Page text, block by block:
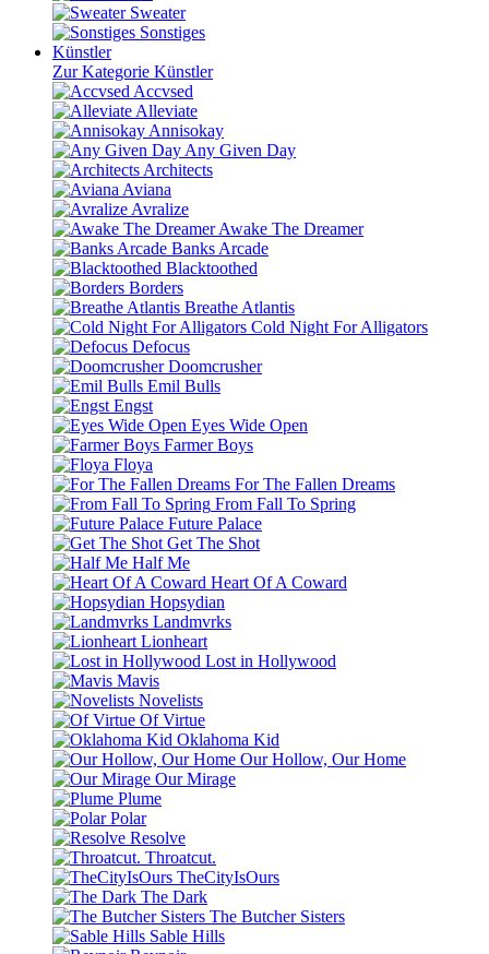
Sweater
Sonstiges
Künstler
Zur Kategorie Künstler
Accvsed
Alleviate
Annisokay
Any Given Day
Architects
Aviana
Avralize
Awake The Dreamer
Banks Arcade
Blacktoothed
Borders
Breathe Atlantis
Cold Night For Alligators
Defocus
Doomcrusher
Emil Bulls
Engst
Eyes Wide Open
Farmer Boys
Floya
For The Fallen Dreams
From Fall To Spring
Future Palace
Get The Shot
Half Me
Heart Of A Coward
Hopsydian
Landmvrks
Lionheart
Lost in Hollywood
Mavis
Novelists
Of Virtue
Oklahoma Kid
Our Hollow, Our Home
Our Mirage
Plume
Polar
Resolve
Throatcut.
TheCityIsOurs
The Dark
The Butcher Sisters
Sable Hills